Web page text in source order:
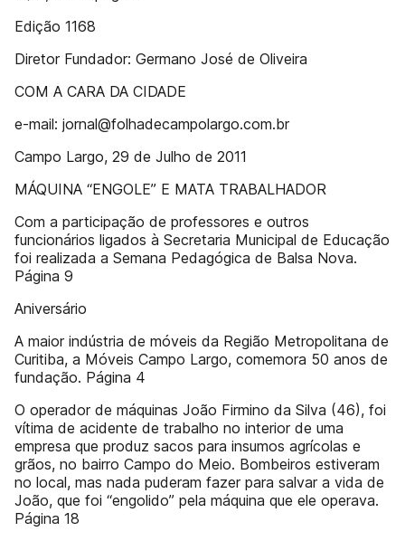
Edição 1168
Diretor Fundador: Germano José de Oliveira
COM A CARA DA CIDADE
e-mail: jornal@folhadecampolargo.com.br
Campo Largo, 29 de Julho de 2011
MÁQUINA “ENGOLE” E MATA TRABALHADOR
Com a participação de professores e outros
funcionários ligados à Secretaria Municipal de Educação
foi realizada a Semana Pedagógica de Balsa Nova.
Página 9
Aniversário
A maior indústria de móveis da Região Metropolitana de
Curitiba, a Móveis Campo Largo, comemora 50 anos de
fundação. Página 4
O operador de máquinas João Firmino da Silva (46), foi
vítima de acidente de trabalho no interior de uma
empresa que produz sacos para insumos agrícolas e
grãos, no bairro Campo do Meio. Bombeiros estiveram
no local, mas nada puderam fazer para salvar a vida de
João, que foi “engolido” pela máquina que ele operava.
Página 18